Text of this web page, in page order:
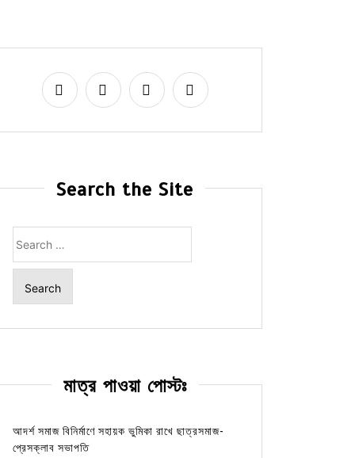
Search the Site
for:
মাত্র পাওয়া পোস্টঃ
আদর্শ সমাজ বিনির্মাণে সহায়ক ভুমিকা রাখে ছাত্রসমাজ-
প্রেসক্লাব সভাপতি